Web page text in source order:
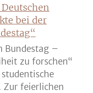
bei der
Bundestag –
zu forschen“
Zur feierlichen